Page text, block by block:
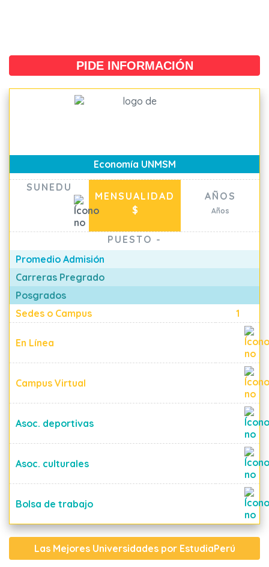
PIDE INFORMACIÓN
Economía UNMSM
SUNEDU
MENSUALIDAD
$
AÑOS
Años
PUESTO -
Promedio Admisión
Carreras Pregrado
Posgrados
Sedes o Campus
1
En Línea
Campus Virtual
Asoc. deportivas
Asoc. culturales
Bolsa de trabajo
Las Mejores Universidades por EstudiaPerú